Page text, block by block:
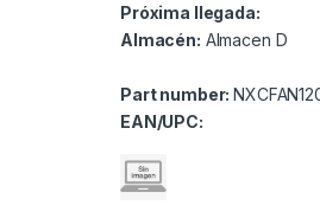
Próxima llegada:
Almacén: Almacen D
Part number:
EAN/UPC: